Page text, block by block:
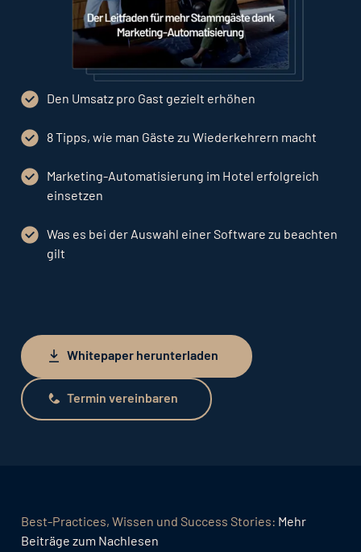
Den Umsatz pro Gast gezielt erhöhen
8 Tipps, wie man Gäste zu Wiederkehrern macht
Marketing-Automatisierung im Hotel erfolgreich
einsetzen
Was es bei der Auswahl einer Software zu beachten
gilt
Whitepaper herunterladen
Whitepaper herunterladen
Termin vereinbaren
Termin vereinbaren
Best-Practices, Wissen und Success Stories: Mehr
Beiträge zum Nachlesen